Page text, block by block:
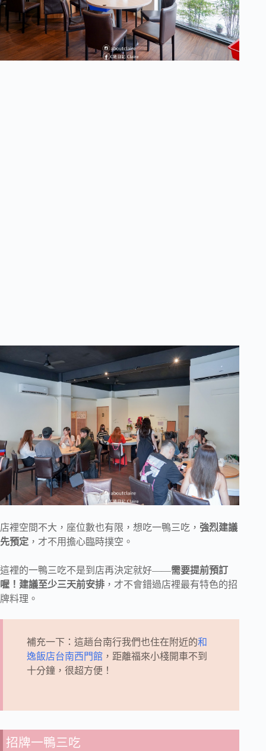
店裡空間不大，座位數也有限，想吃一鴨三吃， 強烈建議
先預定 ，才不用擔心臨時撲空。
這裡的一鴨三吃不是到店再決定就好——需要提前預訂
喔！建議至少三天前安排 ，才不會錯過店裡最有特色的招
牌料理。
補充一下：這趟台南行我們也住在附近的和
逸飯店台南西門館 ，距離福來小棧開車不到
十分鐘，很超方便！
招牌一鴨三吃